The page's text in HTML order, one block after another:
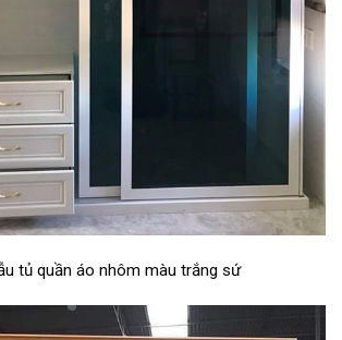
tủ quần áo nhôm màu trắng sứ